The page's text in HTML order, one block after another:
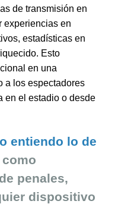
de transmisión en
experiencias en
estadísticas en
Esto
en una
a los espectadores
en el estadio o desde
entiendo lo de
como
penales,
dispositivo